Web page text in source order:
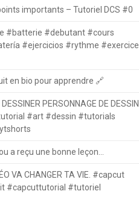
importants – Tutoriel DCS #0
#batterie #debutant #cours
#ejercicios #rythme #exercice
en bio pour apprendre 🔗
PERSONNAGE DE DESSIN
#art #dessin #tutorials
a reçu une bonne leçon…
VA CHANGER TA VIE. #capcut
#capcuttutorial #tutoriel